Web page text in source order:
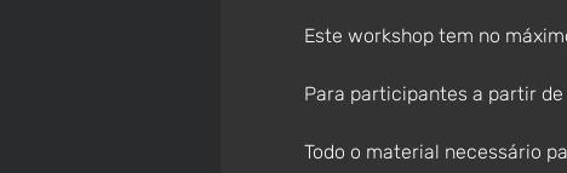
Este workshop tem no
Para participantes a partir
Todo o material necessário